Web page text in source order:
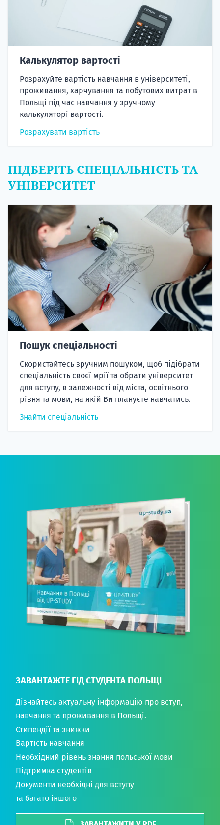
Калькулятор вартості
Розрахуйте вартість навчання в університеті,
проживання, харчування та побутових витрат в
Польщі під час навчання у зручному
калькуляторі вартості.
Розрахувати вартість
ПІДБЕРІТЬ СПЕЦІАЛЬНІСТЬ ТА
УНІВЕРСИТЕТ
Пошук спеціальності
Скористайтесь зручним пошуком, щоб підібрати
спеціальність своєї мрії та обрати університет
для вступу, в залежності від міста, освітнього
рівня та мови, на якій Ви плануєте навчатись.
Знайти спеціальність
ЗАВАНТАЖТЕ ГІД СТУДЕНТА ПОЛЬЩІ
Дізнайтесь актуальну інформацію про вступ,
навчання та проживання в Польщі.
Стипендії та знижки
Вартість навчання
Необхідний рівень знання польської мови
Підтримка студентів
Документи необхідні для вступу
та багато іншого